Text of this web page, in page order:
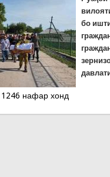
бо
о Машқи мукаммали
1246 нафар хонд